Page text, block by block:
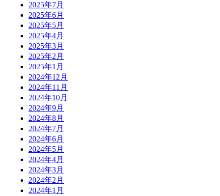
2025年7月
2025年6月
2025年5月
2025年4月
2025年3月
2025年2月
2025年1月
2024年12月
2024年11月
2024年10月
2024年9月
2024年8月
2024年7月
2024年6月
2024年5月
2024年4月
2024年3月
2024年2月
2024年1月